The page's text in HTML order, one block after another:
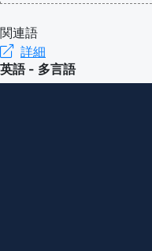
関連語
詳細
英語 - 多言語